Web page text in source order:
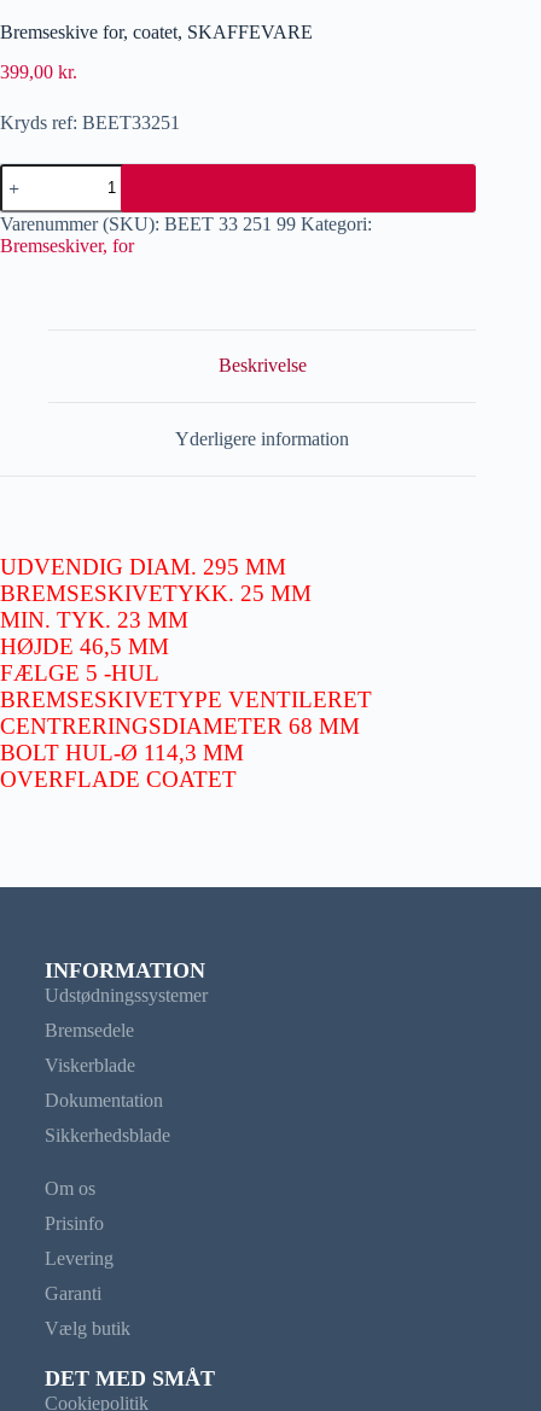
Bremseskive for, coatet, SKAFFEVARE
399,00 kr.
Kryds ref: BEET33251
Varenummer (SKU): BEET 33 251 99 Kategori:
Bremseskiver, for
Beskrivelse
Yderligere information
UDVENDIG DIAM. 295 MM
BREMSESKIVETYKK. 25 MM
MIN. TYK. 23 MM
HØJDE 46,5 MM
FÆLGE 5 -HUL
BREMSESKIVETYPE VENTILERET
CENTRERINGSDIAMETER 68 MM
BOLT HUL-Ø 114,3 MM
OVERFLADE COATET
INFORMATION
Udstødningssystemer
Bremsedele
Viskerblade
Dokumentation
Sikkerhedsblade
Om os
Prisinfo
Levering
Garanti
Vælg butik
DET MED SMÅT
Cookiepolitik